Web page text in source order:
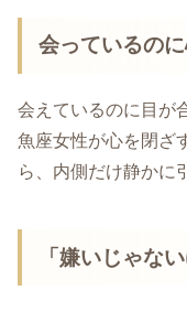
会っているの
会えているのに目が
魚座女性が心を閉ざ
ら、内側だけ静かに
「嫌いじゃな